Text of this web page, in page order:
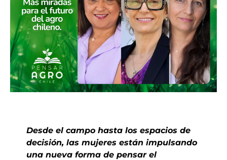
Desde el campo hasta los espacios de
decisión, las mujeres están impulsando
una nueva forma de pensar el